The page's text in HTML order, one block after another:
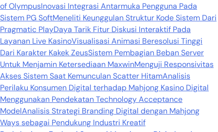
of OlympusInovasi Integrasi Antarmuka Pengguna Pada
Sistem PG SoftMeneliti Keunggulan Struktur Kode Sistem Dari
Pragmatic PlayDaya Tarik Fitur Diskusi Interaktif Pada
Layanan Live KasinoVisualisasi Animasi Beresolusi Tinggi
Dari Karakter Kakek ZeusSistem Pembagian Beban Server
Untuk Menjamin Ketersediaan MaxwinMenguji Responsivitas
Akses Sistem Saat Kemunculan Scatter HitamAnalisis
Perilaku Konsumen Digital terhadap Mahjong Kasino Digital
Menggunakan Pendekatan Technology Acceptance
ModelAnalisis Strategi Branding Digital dengan Mahjong
Ways sebagai Pendukung Industri Kreatif